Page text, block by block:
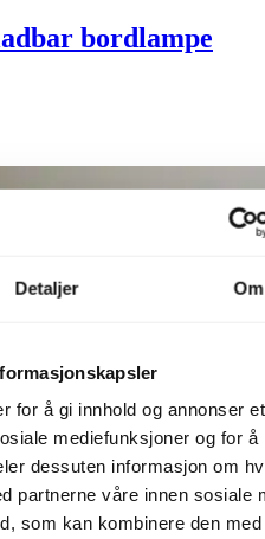
Detaljer Om
for å gi innhold og annonser et
mediefunksjoner og for å
dessuten informasjon om
partnerne våre innen sosiale
som kan kombinere den med
bordlampe